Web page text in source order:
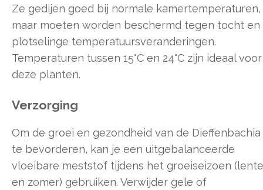
Ze gedijen goed bij normale kamertemperaturen,
maar moeten worden beschermd tegen tocht en
plotselinge temperatuursveranderingen.
Temperaturen tussen 15°C en 24°C zijn ideaal voor
deze planten.
Verzorging
Om de groei en gezondheid van de Dieffenbachia
te bevorderen, kan je een uitgebalanceerde
vloeibare meststof tijdens het groeiseizoen (lente
en zomer) gebruiken. Verwijder gele of